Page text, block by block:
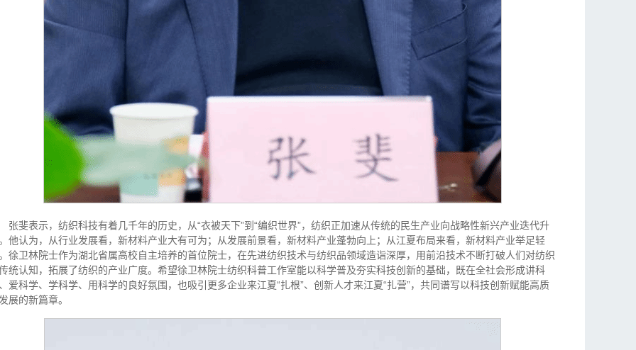
张斐表示，纺织科技有着几千年的历史，从“衣被天下”到“编织世界”，纺织正加速从传统的民生产业向战略性新兴产业迭代升
他认为，从行业发展看，新材料产业大有可为；从发展前景看，新材料产业蓬勃向上；从江夏布局来看，新材料产业举足轻
徐卫林院士作为湖北省属高校自主培养的首位院士，在先进纺织技术与纺织品领域造诣深厚，用前沿技术不断打破人们对纺织
统认知，拓展了纺织的产业广度。希望徐卫林院士纺织科普工作室能以科学普及夯实科技创新的基础，既在全社会形成讲科
爱科学、学科学、用科学的良好氛围，也吸引更多企业来江夏“扎根”、创新人才来江夏“扎营”，共同谱写以科技创新赋能高质
展的新篇章。